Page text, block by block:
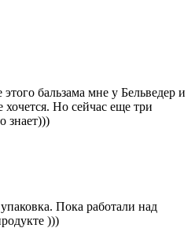
бальзама мне у Бельведер и
Но сейчас еще три
знает)))
Пока работали над
)))